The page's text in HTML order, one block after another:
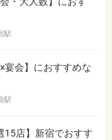
駅
宴会】におすすめな
駅
15店】新宿でおすす